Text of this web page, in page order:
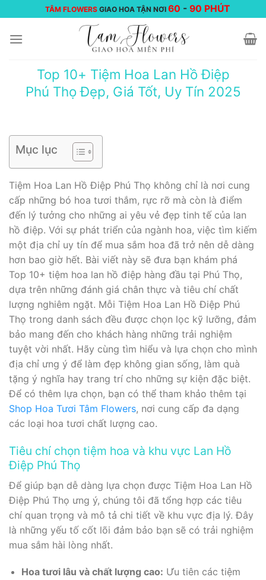
đến
nội
TÂM FLOWERS GIAO HOA TẬN NƠI 60 -90 PHÚT
Top 10+ Tiệm Hoa Lan Hồ Điệp
Phú Thọ Đẹp, Giá Tốt, Uy Tín 2025
Mục lục
Tiệm Hoa Lan Hồ Điệp Phú Thọ không chỉ là nơi cung
cấp những bó hoa tươi thắm, rực rỡ mà còn là điểm
đến lý tưởng cho những ai yêu vẻ đẹp tinh tế của lan
hồ điệp. Với sự phát triển của ngành hoa, việc tìm kiếm
một địa chỉ uy tín để mua sắm hoa đã trở nên dễ dàng
hơn bao giờ hết. Bài viết này sẽ đưa bạn khám phá
Top 10+ tiệm hoa lan hồ điệp hàng đầu tại Phú Thọ,
dựa trên những đánh giá chân thực và tiêu chí chất
lượng nghiêm ngặt. Mỗi Tiệm Hoa Lan Hồ Điệp Phú
Thọ trong danh sách đều được chọn lọc kỹ lưỡng, đảm
bảo mang đến cho khách hàng những trải nghiệm
tuyệt vời nhất. Hãy cùng tìm hiểu và lựa chọn cho mình
địa chỉ ưng ý để làm đẹp không gian sống, làm quà
tặng ý nghĩa hay trang trí cho những sự kiện đặc biệt.
Để có thêm lựa chọn, bạn có thể tham khảo thêm tại
Shop Hoa Tươi Tâm Flowers, nơi cung cấp đa dạng
các loại hoa tươi chất lượng cao.
Tiêu chí chọn tiệm hoa và khu vực Lan Hồ
Điệp Phú Thọ
Để giúp bạn dễ dàng lựa chọn được Tiệm Hoa Lan Hồ
Điệp Phú Thọ ưng ý, chúng tôi đã tổng hợp các tiêu
chí quan trọng và mô tả chi tiết về khu vực địa lý. Đây
là những yếu tố cốt lõi đảm bảo bạn sẽ có trải nghiệm
mua sắm hài lòng nhất.
Hoa tươi lâu và chất lượng cao: Ưu tiên các tiệm